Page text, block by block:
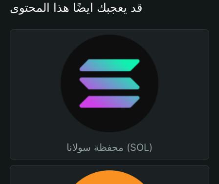
قد يعجبك أيضًا هذا المحتوى
محفظة سولانا (SOL)